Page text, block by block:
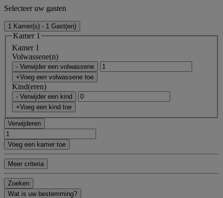
Selecteer uw gasten
1 Kamer(s) - 1 Gast(en)
Kamer 1
Kamer 1
Volwassene(n)
- Verwijder een volwassene
+Voeg een volwassene toe
Kind(eren)
- Verwijder een kind
+Voeg een kind toe
Verwijderen
Voeg een kamer toe
Meer criteria
Zoeken
Wat is uw bestemming?